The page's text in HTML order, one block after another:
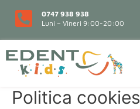
0747 938 938
Luni – Vineri 9:00-20:00
Politica cookies